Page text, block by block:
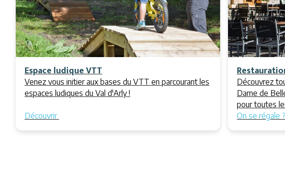
Espace ludique VTT
Venez vous initier aux bases du VTT en parcourant les
espaces ludiques du Val d'Arly !
Découvrir
Découvrez
Dame de
pour toutes
On se régale ?